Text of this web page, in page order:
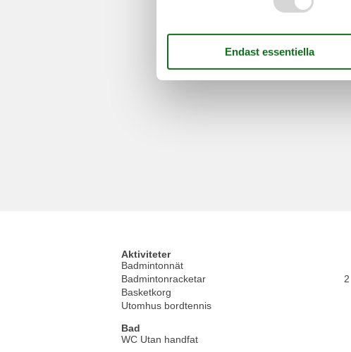
Aktiviteter
Badmintonnät
Badmintonracketar
2
Basketkorg
Utomhus bordtennis
Bad
WC Utan handfat